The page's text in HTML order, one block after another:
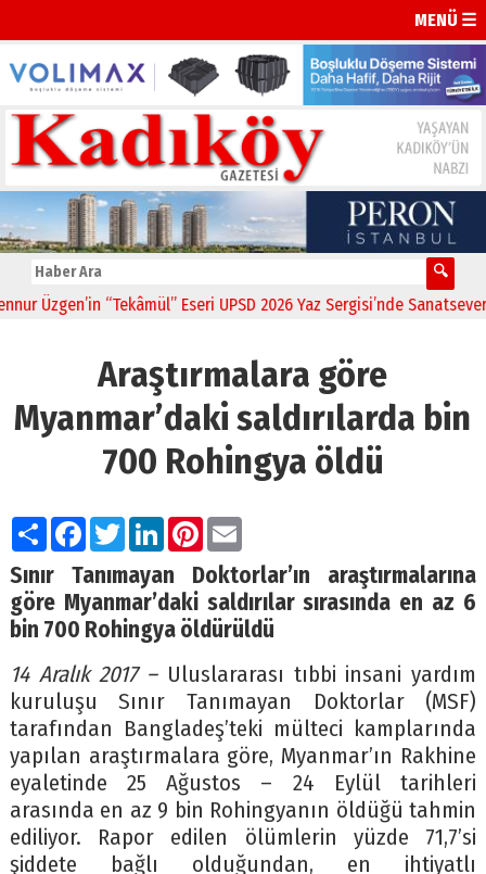
MENÜ ☰
“Tekâmül” Eseri UPSD 2026 Yaz Sergisi’nde Sanatseverlerle
Araştırmalara göre
Myanmar’daki saldırılarda bin
700 Rohingya öldü
PaylaşFacebook
TwitterLinkedIn
Pinterest
Email
Sınır Tanımayan Doktorlar’ın araştırmalarına
göre Myanmar’daki saldırılar sırasında en az 6
bin 700 Rohingya öldürüldü
14 Aralık 2017 –Uluslararası tıbbi insani yardım
kuruluşu Sınır Tanımayan Doktorlar (MSF)
tarafından Bangladeş’teki mülteci kamplarında
yapılan araştırmalara göre, Myanmar’ın Rakhine
eyaletinde 25 Ağustos – 24 Eylül tarihleri
arasında en az 9 bin Rohingyanın öldüğü tahmin
ediliyor. Rapor edilen ölümlerin yüzde 71,7’si
şiddete bağlı olduğundan, en ihtiyatlı